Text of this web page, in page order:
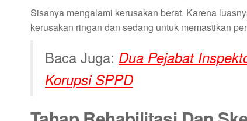
Sisanya mengalami kerusakan berat. Karena
kerusakan ringan dan sedang untuk memastikan
Baca Juga: Dua Pejabat
Korupsi SPPD